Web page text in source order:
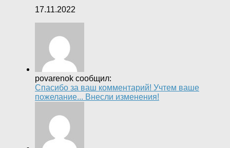
17.11.2022
povarenok сообщил:
Спасибо за ваш комментарий! Учтем ваше
пожелание... Внесли изменения!